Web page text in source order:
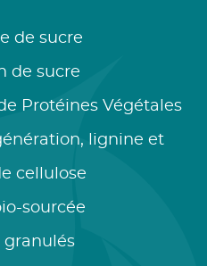
de sucre
de sucre
Protéines Végétales
lignine et
cellulose
sourcée
granulés